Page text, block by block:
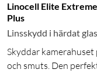
Linocell Elite
Plus
Linsskydd i härdat glas
Skyddar kamerahuset
och smuts. Den